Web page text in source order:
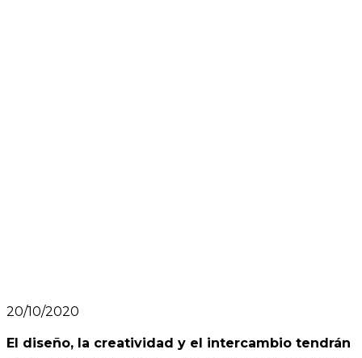
20/10/2020
El diseño, la creatividad y el intercambio tendrán